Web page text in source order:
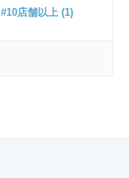
#10店舗以上 (1)